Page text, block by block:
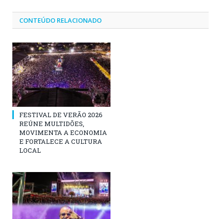
CONTEÚDO RELACIONADO
FESTIVAL DE VERÃO 2026
REÚNE MULTIDÕES,
MOVIMENTA A ECONOMIA
E FORTALECE A CULTURA
LOCAL